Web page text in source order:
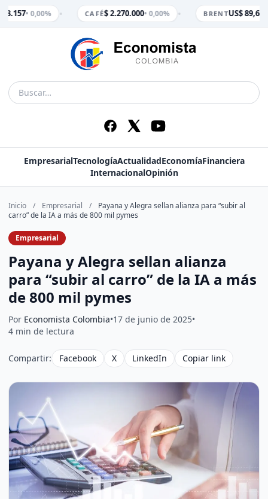
3.157• 0,00% CAFÉ$ 2.270.000• 0,00% BRENT US$ 89,65•
EmpresarialTecnologíaActualidadEconomíaFinanciera
InternacionalOpinión
Inicio / Empresarial /
Payana y Alegra sellan alianza para “subir al
carro” de la IA a más de 800 mil pymes
Empresarial
Payana y Alegra sellan alianza
para “subir al carro” de la IA a más
de 800 mil pymes
Por Economista Colombia•17 de junio de 2025•
4 min de lectura
Compartir: Facebook X LinkedIn Copiar link